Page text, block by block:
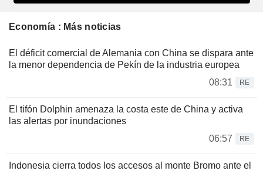
Economía : Más noticias
El déficit comercial de Alemania con China se dispara ante
la menor dependencia de Pekín de la industria europea
08:31
RE
El tifón Dolphin amenaza la costa este de China y activa
las alertas por inundaciones
06:57
RE
Indonesia cierra todos los accesos al monte Bromo ante el